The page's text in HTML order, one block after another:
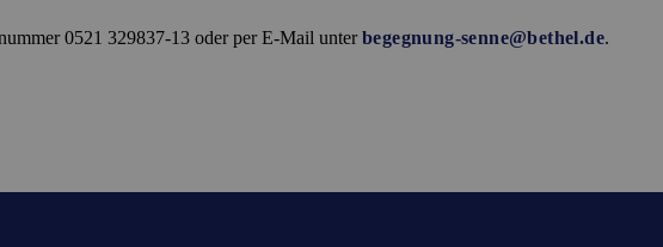
0521 329837-13 oder per E-Mail unterbegegnung-senne@bethel.de.